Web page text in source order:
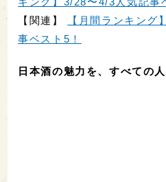
【関連】
【月間ランキング
事ベスト5！
日本酒の魅力を、すべての